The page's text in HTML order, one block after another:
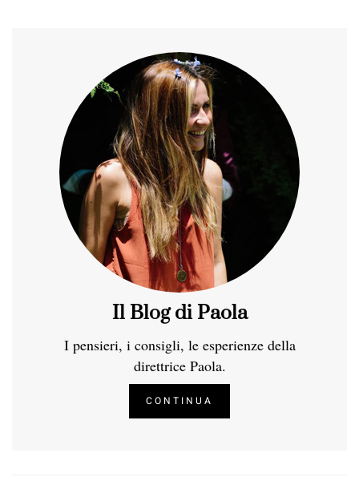
Il Blog di Paola
I pensieri, i consigli, le esperienze della
direttrice Paola.
CONTINUA